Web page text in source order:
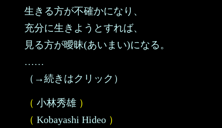
生きる方が不確かになり、
充分に生きようとすれば、
見る方が曖昧(あいまい)になる。
……
（→続きはクリック）
（ 小林秀雄 ）
（ Kobayashi Hideo ）